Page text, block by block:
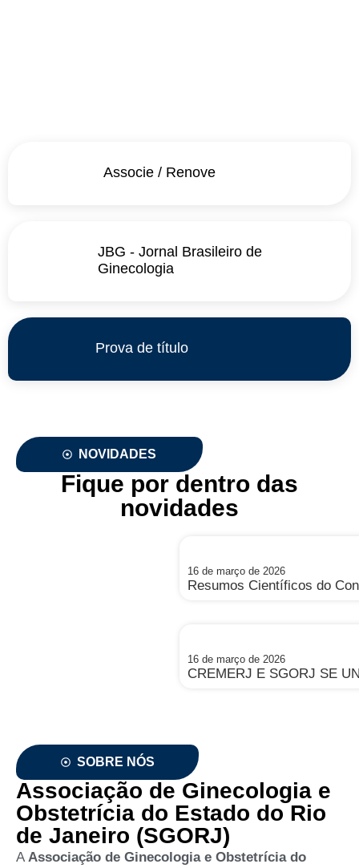
Associe / Renove
JBG - Jornal Brasileiro de
Ginecologia
Prova de título
NOVIDADES
Fique por dentro das
novidades
16 de março de 2026
Resumos Científicos do
16 de março de 2026
CREMERJ E SGORJ SE
SOBRE NÓS
Associação de Ginecologia e
Obstetrícia do Estado do Rio
de Janeiro (SGORJ)
A Associação de Ginecologia e Obstetrícia do